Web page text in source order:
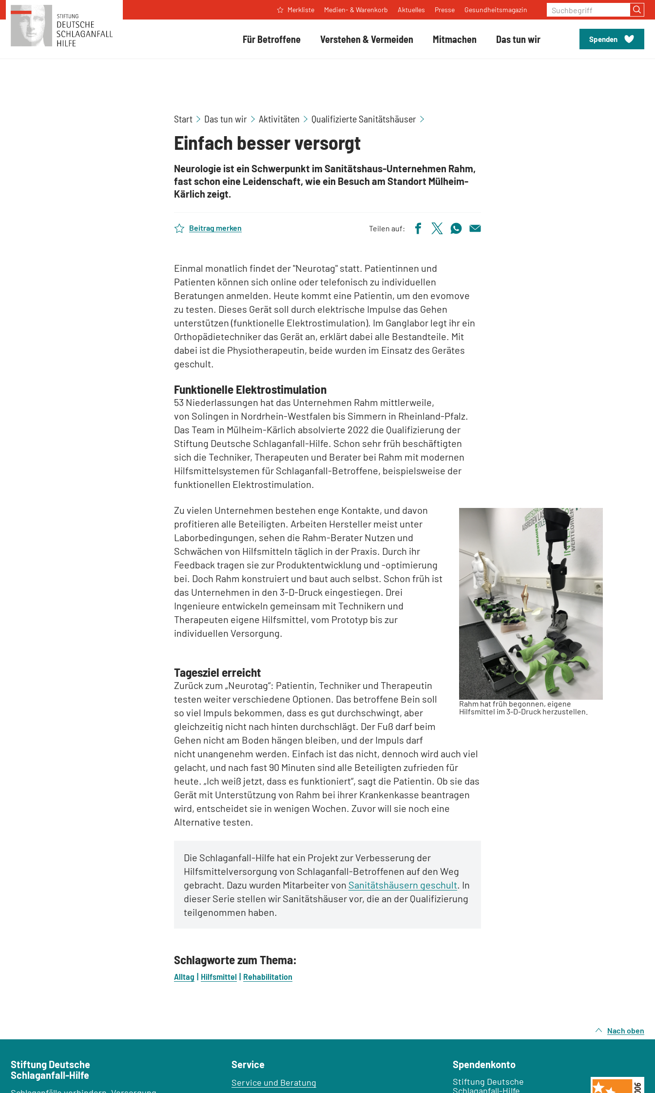
Zum Inhalt springen
Für Betroffene Verstehen & Vermeiden Mitmachen Das tun wir Spenden
Merkliste Medien- & Warenkorb Aktuelles Presse Gesundheitsmagazin Suchbegriff
Start Das tun wir Aktivitäten Qualifizierte Sanitätshäuser
Einfach besser versorgt
Neurologie ist ein Schwerpunkt im Sanitätshaus-Unternehmen Rahm,
fast schon eine Leidenschaft, wie ein Besuch am Standort Mülheim-
Kärlich zeigt.
Beitrag merken Teilen auf:
Einmal monatlich findet der "Neurotag" statt. Patientinnen und
Patienten können sich online oder telefonisch zu individuellen
Beratungen anmelden. Heute kommt eine Patientin, um den evomove
zu testen. Dieses Gerät soll durch elektrische Impulse das Gehen
unterstützen (funktionelle Elektrostimulation). Im Ganglabor legt ihr ein
Orthopädietechniker das Gerät an, erklärt dabei alle Bestandteile. Mit
dabei ist die Physiotherapeutin, beide wurden im Einsatz des Gerätes
geschult.
Funktionelle Elektrostimulation
53 Niederlassungen hat das Unternehmen Rahm mittlerweile,
von Solingen in Nordrhein-Westfalen bis Simmern in Rheinland-Pfalz.
Das Team in Mülheim-Kärlich absolvierte 2022 die Qualifizierung der
Stiftung Deutsche Schlaganfall-Hilfe. Schon sehr früh beschäftigten
sich die Techniker, Therapeuten und Berater bei Rahm mit modernen
Hilfsmittelsystemen für Schlaganfall-Betroffene, beispielsweise der
funktionellen Elektrostimulation.
Rahm hat früh begonnen, eigene
Hilfsmittel im 3-D-Druck herzustellen.
Zu vielen Unternehmen bestehen enge Kontakte, und davon
profitieren alle Beteiligten. Arbeiten Hersteller meist unter
Laborbedingungen, sehen die Rahm-Berater Nutzen und
Schwächen von Hilfsmitteln täglich in der Praxis. Durch ihr
Feedback tragen sie zur Produktentwicklung und -optimierung
bei. Doch Rahm konstruiert und baut auch selbst. Schon früh ist
das Unternehmen in den 3-D-Druck eingestiegen. Drei
Ingenieure entwickeln gemeinsam mit Technikern und
Therapeuten eigene Hilfsmittel, vom Prototyp bis zur
individuellen Versorgung.
Tagesziel erreicht
Zurück zum „Neurotag“: Patientin, Techniker und Therapeutin
testen weiter verschiedene Optionen. Das betroffene Bein soll
so viel Impuls bekommen, dass es gut durchschwingt, aber
gleichzeitig nicht nach hinten durchschlägt. Der Fuß darf beim
Gehen nicht am Boden hängen bleiben, und der Impuls darf
nicht unangenehm werden. Einfach ist das nicht, dennoch wird auch viel
gelacht, und nach fast 90 Minuten sind alle Beteiligten zufrieden für
heute. „Ich weiß jetzt, dass es funktioniert“, sagt die Patientin. Ob sie das
Gerät mit Unterstützung von Rahm bei ihrer Krankenkasse beantragen
wird, entscheidet sie in wenigen Wochen. Zuvor will sie noch eine
Alternative testen.
Die Schlaganfall-Hilfe hat ein Projekt zur Verbesserung der
Hilfsmittelversorgung von Schlaganfall-Betroffenen auf den Weg
gebracht. Dazu wurden Mitarbeiter von Sanitätshäusern geschult. In
dieser Serie stellen wir Sanitätshäuser vor, die an der Qualifizierung
teilgenommen haben.
Schlagworte zum Thema:
Alltag Hilfsmittel Rehabilitation
Nach oben
Stiftung Deutsche
Schlaganfall-Hilfe
Service
Service und Beratung
Spendenkonto
Empfänger:
Stiftung Deutsche
Schlaganfall-Hilfe